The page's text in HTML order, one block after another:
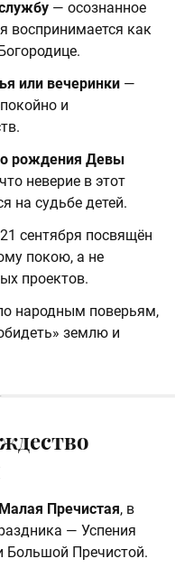
— осознанное
воспринимается как
или вечеринки —
и
рождения Девы
неверие в этот
на судьбе детей.
сентября посвящён
покою, а не
проектов.
народным поверьям,
землю и
Малая Пречистая, в
— Успения
Большой Пречистой.